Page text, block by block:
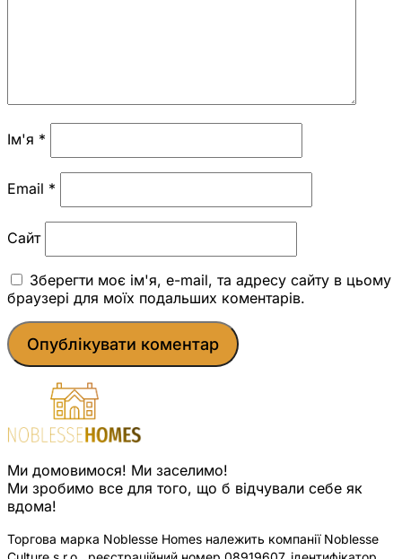
Ім'я *
Email *
Сайт
Зберегти моє ім'я, e-mail, та адресу сайту в цьому
браузері для моїх подальших коментарів.
Ми домовимося! Ми заселимо!
Ми зробимо все для того, що б відчували себе як
вдома!
Торгова марка Noblesse Homes належить компанії Noblesse